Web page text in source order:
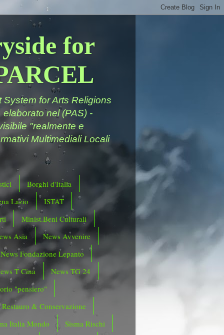
for
for Arts Religions
nel (PAS) -
"realmente e
Multimediali Locali
Borghi d'Italia
Lazio
ISTAT
Minist.Beni Culturali
Asia
News Avvenire
News Fondazione Lepanto
T Cina
News TG 24
"pensiero"
Restauro & Conservazione
Italia Mondo
Sisma Rischi